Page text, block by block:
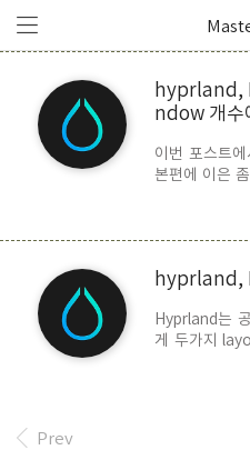
hyprland,
ndow 개수
이번 포스트
본편에 이은
합니다.
있을 때는, 중
게 됩니다. 왼
Master
윈도우가 하
window 폭
hyprland,
Hyprland는
게 두가지
은
크게 Master
하고, Master
Prev